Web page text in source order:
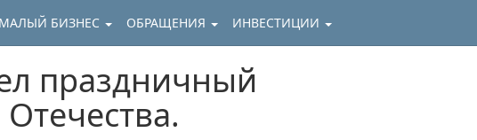
МАЛЫЙ БИЗНЕС ОБРАЩЕНИЯ ИНВЕСТИЦИИ
праздничный